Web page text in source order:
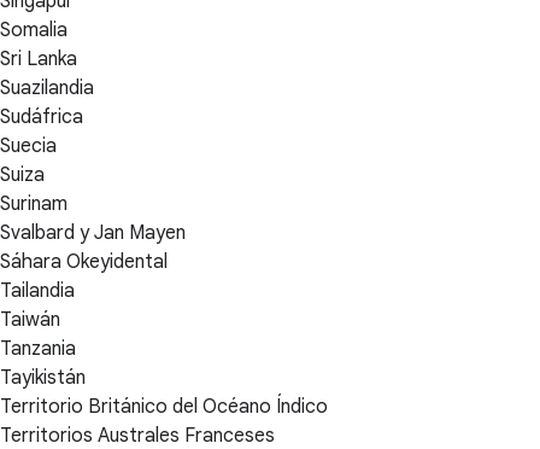
Somalia
Sri Lanka
Suazilandia
Sudáfrica
Suecia
Suiza
Surinam
Svalbard y Jan Mayen
Sáhara Okeyidental
Tailandia
Taiwán
Tanzania
Tayikistán
Territorio Británico del Océano Índico
Territorios Australes Franceses